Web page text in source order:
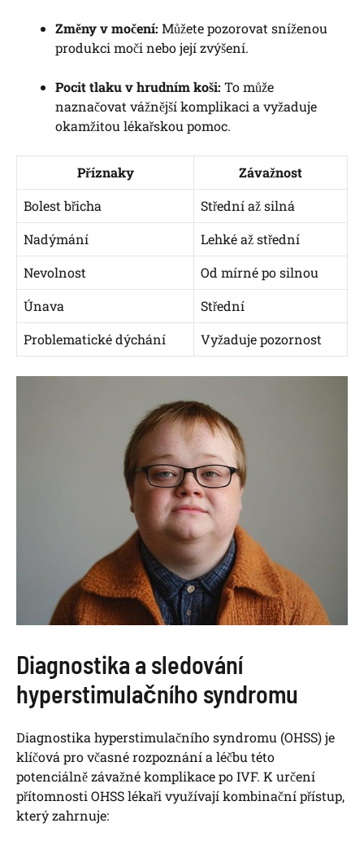
Změny v močení: Můžete pozorovat sníženou
produkci moči nebo její zvýšení.
Pocit tlaku v hrudním koši: To může
naznačovat vážnější komplikaci a vyžaduje
okamžitou lékařskou pomoc.
Příznaky
Závažnost
Bolest břicha
Střední až silná
Nadýmání
Lehké až střední
Nevolnost
Od mírné po silnou
Únava
Střední
Problematické dýchání
Vyžaduje pozornost
Diagnostika a sledování
hyperstimulačního syndromu
Diagnostika hyperstimulačního syndromu (OHSS) je
klíčová pro včasné rozpoznání a léčbu této
potenciálně závažné komplikace po IVF. K určení
přítomnosti OHSS lékaři využívají kombinační přístup,
který zahrnuje: